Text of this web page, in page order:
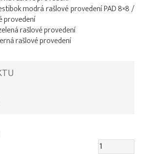
modrá rašlové provedení PAD 8×8 /
provedení
rašlové provedení
rašlové provedení